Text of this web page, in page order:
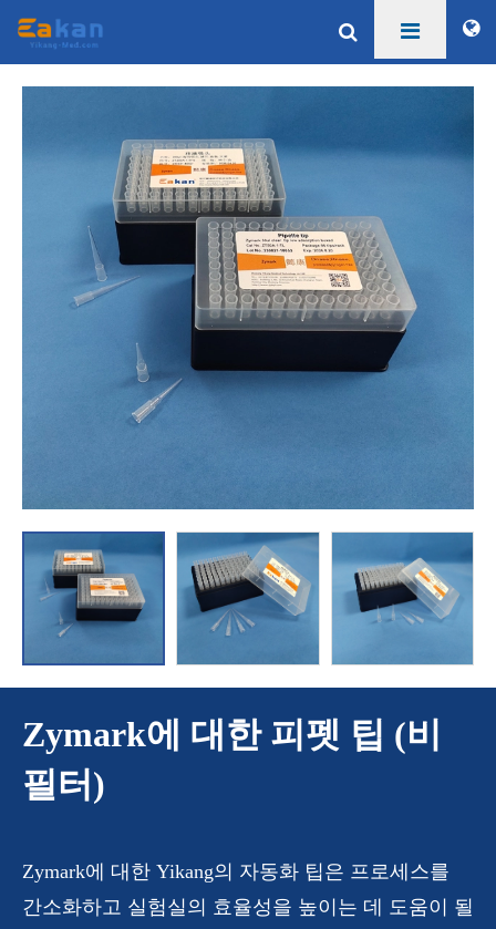
Zymark에 대한 피펫 팁 (비
필터)
Zymark에 대한 Yikang의 자동화 팁은 프로세스를
간소화하고 실험실의 효율성을 높이는 데 도움이 될